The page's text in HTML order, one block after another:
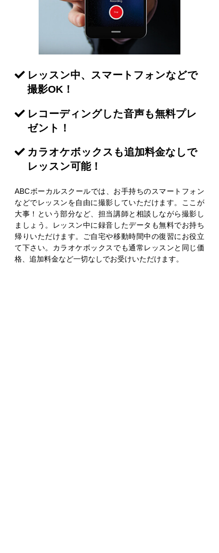
レッスン中、スマートフォンなどで
撮影OK！
レコーディングした音声も無料プレ
ゼント！
カラオケボックスも追加料金なしで
レッスン可能！
ABCボーカルスクールでは、お手持ちのスマートフォン
などでレッスンを自由に撮影していただけます。ここが
大事！という部分など、担当講師と相談しながら撮影し
ましょう。レッスン中に録音したデータも無料でお持ち
帰りいただけます。ご自宅や移動時間中の復習にお役立
て下さい。カラオケボックスでも通常レッスンと同じ価
格、追加料金など一切なしでお受けいただけます。